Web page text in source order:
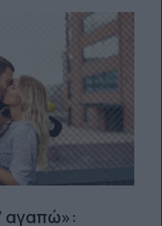
αγαπώ»: